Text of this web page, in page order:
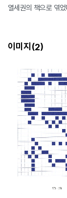
열세권의 책으로 엮
이미지(2)